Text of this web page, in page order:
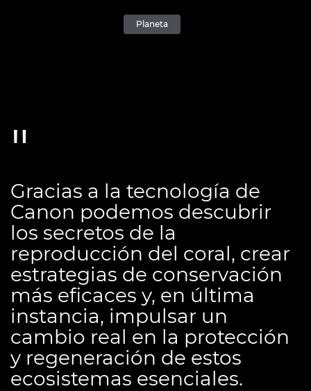
como en el corazón y la mente de las
personas.
Planeta
Gracias a la tecnología de
Canon podemos descubrir
los secretos de la
reproducción del coral, crear
estrategias de conservación
más eficaces y, en última
instancia, impulsar un
cambio real en la protección
y regeneración de estos
ecosistemas esenciales.